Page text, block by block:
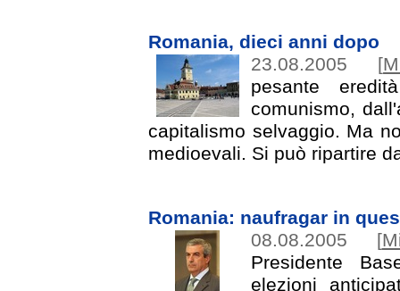
Romania, dieci anni dopo
23.08.2005
[
pesante
comunismo,
capitalismo selvaggio. Ma
medioevali. Si può ripartire
Romania: naufragar in
08.08.2005
[
Presidente
elezioni